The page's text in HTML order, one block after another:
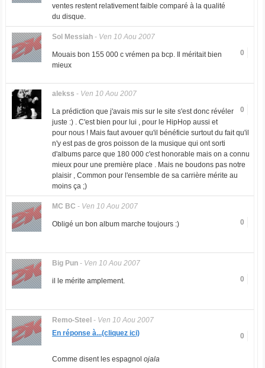
ventes restent relativement faible comparé à la qualité
du disque.
Sol Messiah- Ven 10 Aou 2007
0
Mouais bon 155 000 c vrémen pa bcp. Il méritait bien
mieux
alekss - Ven 10 Aou 2007
0
La prédiction que j'avais mis sur le site s'est donc révéler
juste :) . C'est bien pour lui , pour le HipHop aussi et
pour nous ! Mais faut avouer qu'il bénéficie surtout du fait qu'il
n'y est pas de gros poisson de la musique qui ont sorti
d'albums parce que 180 000 c'est honorable mais on a connu
mieux pour une première place . Mais ne boudons pas notre
plaisir , Common pour l'ensemble de sa carrière mérite au
moins ça ;)
MC BC - Ven 10 Aou 2007
0
Obligé un bon album marche toujours :)
Big Pun- Ven 10 Aou 2007
0
il le mérite amplement.
Remo-Steel - Ven 10 Aou 2007
0
En réponse à...(cliquez ici)
Comme disent les espagnol ojala